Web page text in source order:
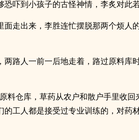
吓到小孩子的古怪神情，李炙对此若
面走出来，李胜连忙摆脱那两个烦人
路人一前一后地走着，路过原料库
料仓库，草药从农户和散户手里收回
工人都是接受过专业训练的，对药